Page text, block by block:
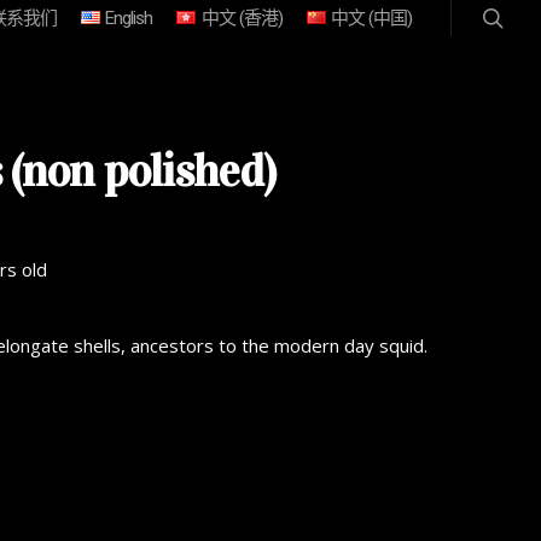
系我们 English 中文 (香港) 中文 (中国)
polished)
old
shells, ancestors to the modern day squid.